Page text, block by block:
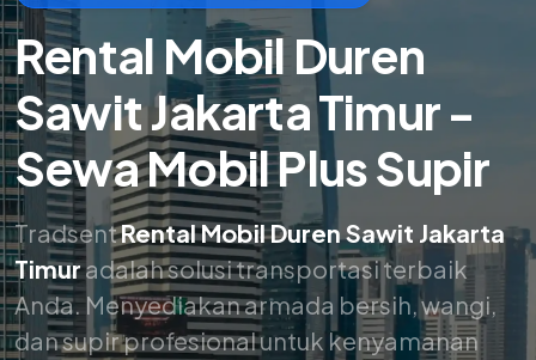
Rental Mobil Duren
Sawit Jakarta Timur -
Sewa Mobil Plus Supir
TradsentRental Mobil Duren Sawit Jakarta
Timuradalah solusi transportasi terbaik
Anda. Menyediakan armada bersih, wangi,
dan supir profesional untuk kenyamanan